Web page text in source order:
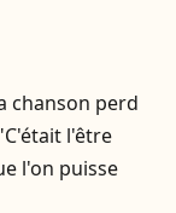
chanson perd
l'être
l'on puisse